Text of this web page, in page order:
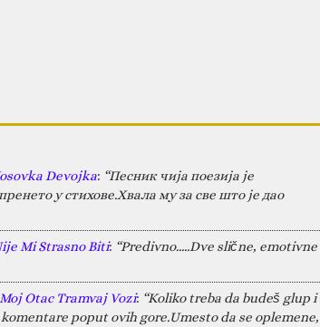
Devojka: “Песник чија поезија је
у стихове.Хвала му за све што је дао
Mi Strasno Biti: “Predivno.....Dve slične, emotivne
Otac Tramvaj Vozi: “Koliko treba da budeš glup i
poput ovih gore.Umesto da se oplemene,